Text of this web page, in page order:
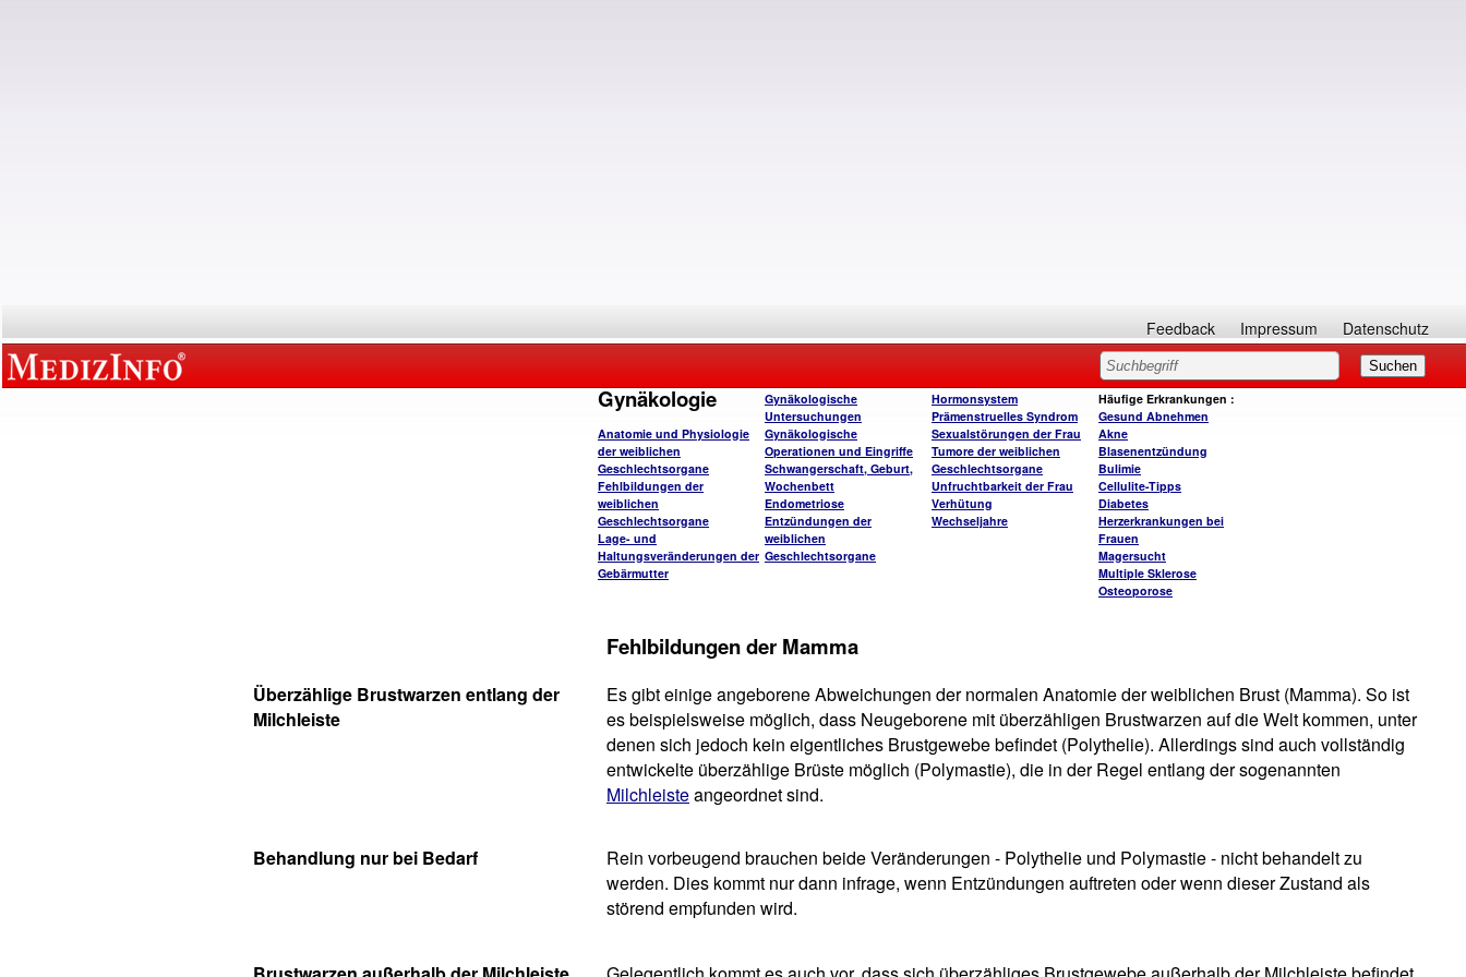
Feedback Impressum Datenschutz
Gynäkologie
Anatomie und Physiologie
der weiblichen
Geschlechtsorgane
Fehlbildungen der
weiblichen
Geschlechtsorgane
Lage- und
Haltungsveränderungen der
Gebärmutter
Gynäkologische
Untersuchungen
Gynäkologische
Operationen und Eingriffe
Schwangerschaft, Geburt,
Wochenbett
Endometriose
Entzündungen der
weiblichen
Geschlechtsorgane
Hormonsystem
Prämenstruelles Syndrom
Sexualstörungen der Frau
Tumore der weiblichen
Geschlechtsorgane
Unfruchtbarkeit der Frau
Verhütung
Wechseljahre
Häufige Erkrankungen :
Gesund Abnehmen
Akne
Blasenentzündung
Bulimie
Cellulite-Tipps
Diabetes
Herzerkrankungen bei
Frauen
Magersucht
Multiple Sklerose
Osteoporose
Fehlbildungen der Mamma
Überzählige Brustwarzen entlang der
Milchleiste
Es gibt einige angeborene Abweichungen der normalen Anatomie der weiblichen Brust (Mamma). So ist
es beispielsweise möglich, dass Neugeborene mit überzähligen Brustwarzen auf die Welt kommen, unter
denen sich jedoch kein eigentliches Brustgewebe befindet (Polythelie). Allerdings sind auch vollständig
entwickelte überzählige Brüste möglich (Polymastie), die in der Regel entlang der sogenannten
Milchleisteangeordnet sind.
Behandlung nur bei Bedarf
Rein vorbeugend brauchen beide Veränderungen - Polythelie und Polymastie - nicht behandelt zu
werden. Dies kommt nur dann infrage, wenn Entzündungen auftreten oder wenn dieser Zustand als
störend empfunden wird.